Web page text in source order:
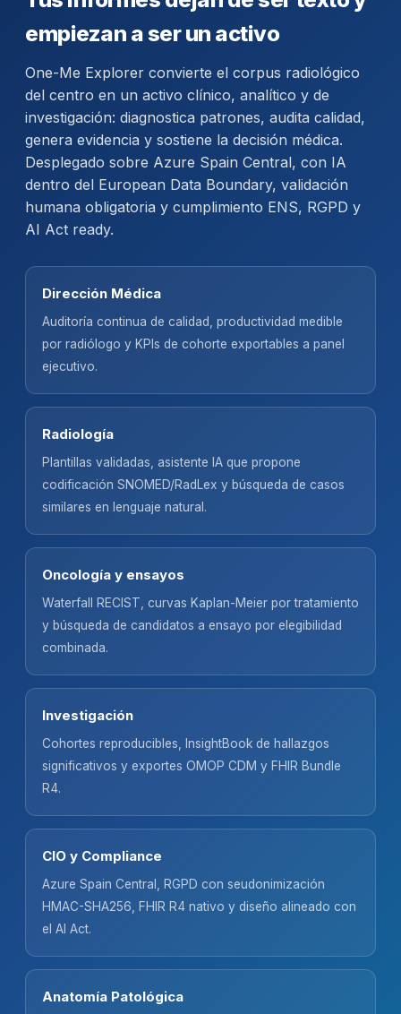
empiezan a ser un activo
One-Me Explorer convierte el corpus radiológico
del centro en un activo clínico, analítico y de
investigación: diagnostica patrones, audita calidad,
genera evidencia y sostiene la decisión médica.
Desplegado sobre Azure Spain Central, con IA
dentro del European Data Boundary, validación
humana obligatoria y cumplimiento ENS, RGPD y
AI Act ready.
Dirección Médica
Auditoría continua de calidad, productividad medible
por radiólogo y KPIs de cohorte exportables a panel
ejecutivo.
Radiología
Plantillas validadas, asistente IA que propone
codificación SNOMED/RadLex y búsqueda de casos
similares en lenguaje natural.
Oncología y ensayos
Waterfall RECIST, curvas Kaplan-Meier por tratamiento
y búsqueda de candidatos a ensayo por elegibilidad
combinada.
Investigación
Cohortes reproducibles, InsightBook de hallazgos
significativos y exportes OMOP CDM y FHIR Bundle
R4.
CIO y Compliance
Azure Spain Central, RGPD con seudonimización
HMAC-SHA256, FHIR R4 nativo y diseño alineado con
el AI Act.
Anatomía Patológica